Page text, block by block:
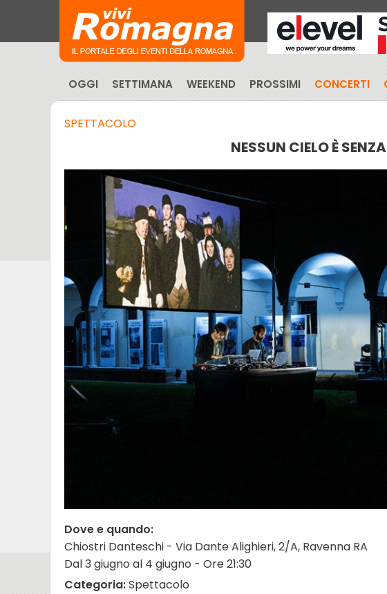
OGGI SETTIMANA WEEKEND PROSSIMI CONCERTI
SPETTACOLO
NESSUN CIELO È
Dove e quando:
Chiostri Danteschi - Via Dante Alighieri, 2/A, Ravenna RA
Dal 3 giugno al 4 giugno - Ore 21:30
Categoria:Spettacolo